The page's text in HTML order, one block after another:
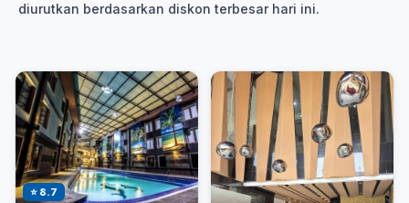
diurutkan berdasarkan diskon terbesar hari ini.
⭐ 8.7